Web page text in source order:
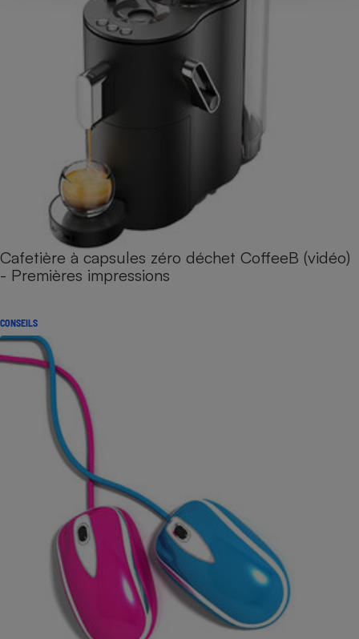
Cafetière à capsules zéro déchet CoffeeB (vidéo)
- Premières impressions
CONSEILS